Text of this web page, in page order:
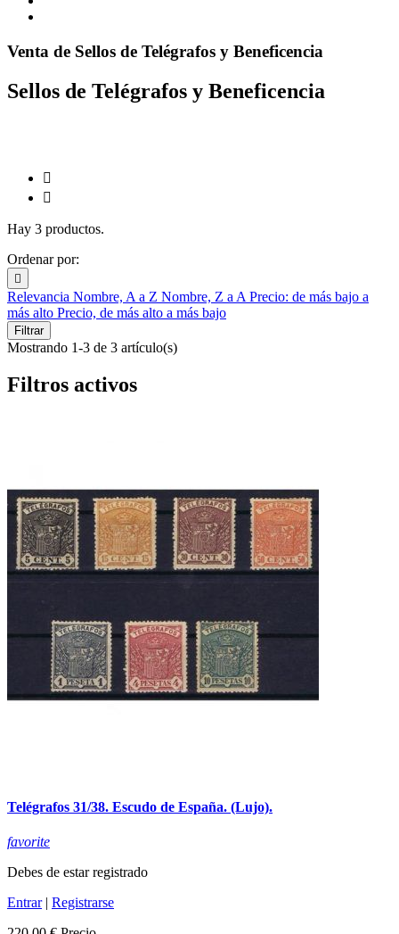
Venta de Sellos de Telégrafos y Beneficencia
Sellos de Telégrafos y Beneficencia


Hay 3 productos.
Ordenar por:

Relevancia Nombre, A a Z Nombre, Z a A Precio: de más bajo a
más alto Precio, de más alto a más bajo
Filtrar
Mostrando 1-3 de 3 artículo(s)
Filtros activos
Telégrafos 31/38. Escudo de España. (Lujo).
favorite
Debes de estar registrado
Entrar| Registrarse